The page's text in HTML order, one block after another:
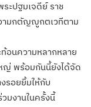
ะปฐมเจดีย์ ราช
ามกตัญญูกตเวทีตาม
อนความหลากหลาย
ญ่ พร้อมกันนี้ยังได้จัด
รอยยิ้มให้กับ
มงานในครั้งนี้